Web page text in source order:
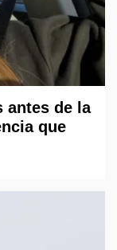
antes de la
que